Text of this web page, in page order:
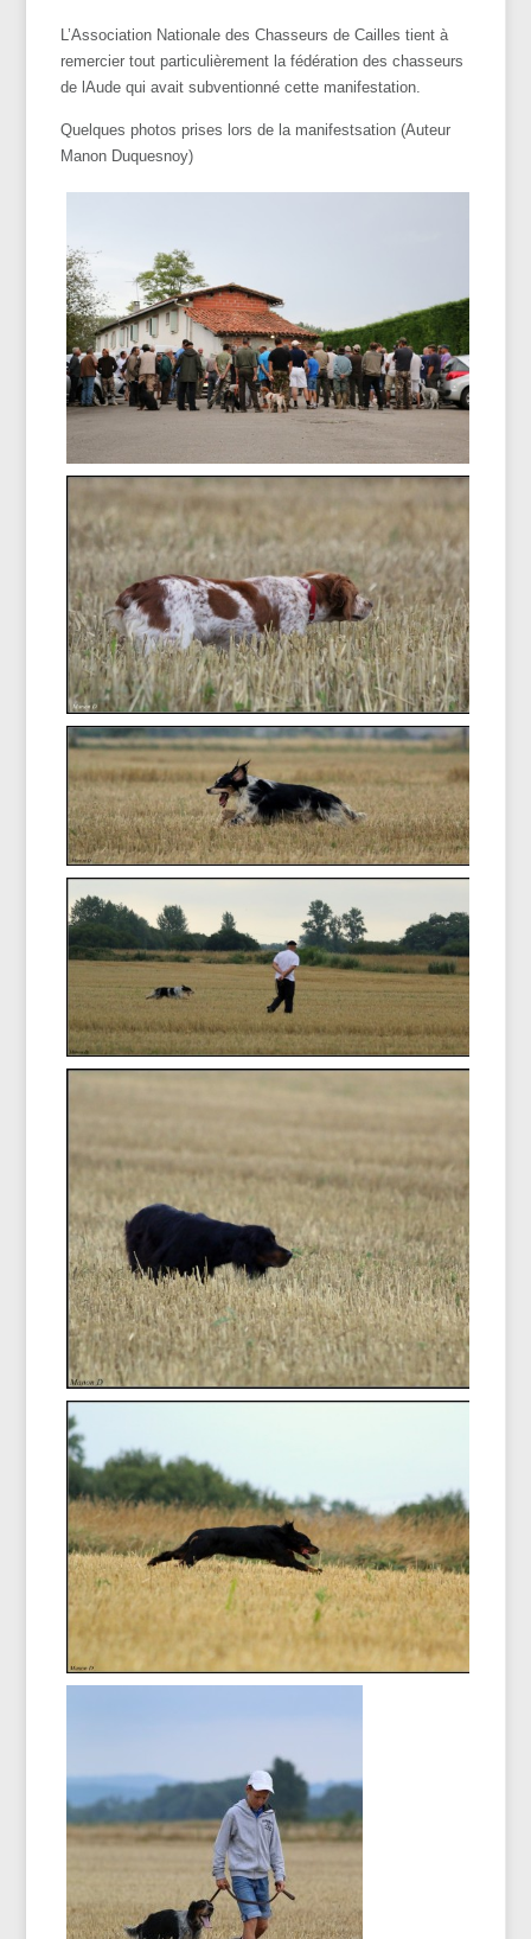
L’Association Nationale des Chasseurs de Cailles tient à
remercier tout particulièrement la fédération des chasseurs
de lAude qui avait subventionné cette manifestation.
Quelques photos prises lors de la manifestsation (Auteur
Manon Duquesnoy)